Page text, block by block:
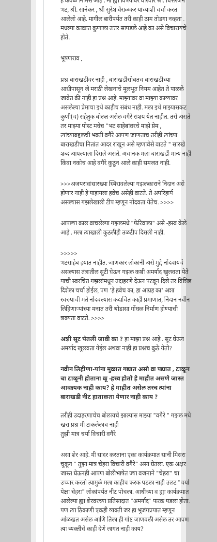
भट, श्री. सानेकर , श्री सुरेश वैराळकर यांच्याशी चर्चा करत
आलेलो आहे. मागील बारीपर्यंत तरी काही ठाम तोडगा नव्हता .
मधल्या काळात कुणाला उत्तर सापडले आहे का असे विचारायचे
होते.
भूषणराव ,
प्रश्न बाराखडीवर नाही , बाराखडीसोबतच बाराखडीच्या
आधीपासून जे मराठी लेखनाचे मूलभूत नियम आहेत ते पाळले
जावेत की नाही हा प्रश्न आहे. माझ्यावर वा माझ्या काव्यावर
असलेल्या प्रेमाचा इथे काहीच संबंध नाही. मला इथे माझ्यासकट
कुणी(च) सहेतुक बोलत असेल वगैरे संशय येत नाहीत. तसे असते
तर माझ्या पोस्ट मधेच "भट साहेबांवरचे माझे प्रेम ,
त्यांच्याबद्दलची भक्ती वगैरे आपण जाणताच तरीही त्यांच्या
बाराखडीचा नितांत आदर राखून असे म्हणावेसे वाटते " सारखे
शब्द आपल्याला दिसले असते. अचानक मला बाराखडी मान्य नाही
किंवा नकोच आहे वगैरे कुठून आले काही समजत नाही.
>>>अजयरावांसारख्या स्थिरावलेल्या गझलकाराने निदान असे
होणार नाही हे पाहायला हवेच असेही वाटते. ते अपरिहार्य
असल्यास गझलेखाली टीप म्हणून नोंदवता येतेच. >>>>
आपल्या काल वाचलेल्या गझलमधे "फेरिवाला" असे -हस्व केले
आहे . मला त्याखाली कुठलीही तळटीप दिसली नाही.
>>>>>
भटसाहेब हयात नाहीत. जाणकार लोकांनी असे मुद्दे नोंदवायचे
असल्यास तंत्रातील सुटी घेऊन गझल कशी अमर्याद खुलवता येते
याची स्वरचित गझलांमधून उदाहरणे देऊन पटवून दिले तर विशिष्ट
दिशेला चर्चा होईल, पण 'हे हवेच का, हा आग्रह का' अशा
स्वरुपाची मते नोंदवल्यास कदाचित काही प्रमाणात, निदान नवीन
लिहिणार्‍यांच्या मनात तरी थोडासा गोंधळ निर्माण होण्याची
शक्यता वाटते. >>>>
अशी सूट घेतली जावी का ? हा माझा प्रश्न आहे . सूट घेऊन
अमर्याद खुलवता येईल अथवा नाही हा प्रश्नच कुठे येतो?
नवीन लिहीणा-यांना मुळात गद्यात असो वा पद्यात , टाळून
चा टाळूनी होताना ळू -हस्व होतो हे माहीत असणे जास्त
आवश्यक नाही काय? हे माहीत असेल तरच त्यांना
बाराखडी नीट हाताळता येणार नाही काय ?
तरीही उदाहरणाचेच बोलायचे झाल्यास माझ्या "वगैरे " गझल मधे
खरा प्रश्न मी टाकलेलाच नाही
तुझी मात्र चर्या विचारी वगैरे
असा शेर आहे. मी सादर करताना एका कार्यक्रमात सानी मिसरा
चुकून " तुझा मात्र चेहरा विचारी वगैरे" असा घेतला. एक अक्षर
जास्त घेऊनही आपण बोलीभाषेत ज्या वजनाने "चेहरा" चा
उच्चार करतो त्यामुळे मला काहीच फरक पडला नाही उलट "चर्या
पेक्षा चेहरा" लोकांपर्यंत नीट पोचला. आधीच्या व ह्या कार्यक्रमात
आलेल्या ह्या शेरवरच्या प्रतिसादात "अमर्याद" फरक पडला होता.
पण त्या ठिकाणी एकही व्यक्ती जर हा भुजंगप्रयात म्हणून
ओळखत असेल आणि तिला ही गोष्ट जाणवली असेल तर आपण
त्या व्यक्तीचे काही देणे लागत नाही काय?